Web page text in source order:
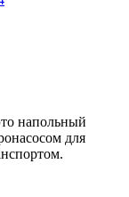
напольный
для